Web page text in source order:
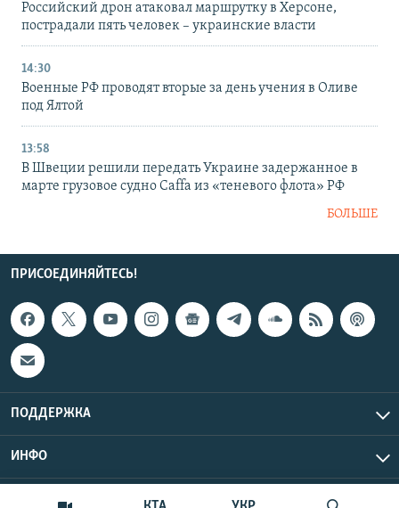
Российский дрон атаковал маршрутку в Херсоне,
пострадали пять человек – украинские власти
14:30
Военные РФ проводят вторые за день учения в Оливе
под Ялтой
13:58
В Швеции решили передать Украине задержанное в
марте грузовое судно Caffa из «теневого флота» РФ
БОЛЬШЕ
ПРИСОЕДИНЯЙТЕСЬ!
ПОДДЕРЖКА
ИНФО
Copyright Крым.Реалии, 2026 | Все права защищены.
UTC+3